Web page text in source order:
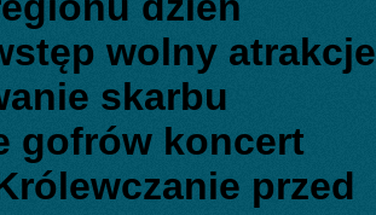
wolny atrakcje
skarbu
gofrów koncert
przed